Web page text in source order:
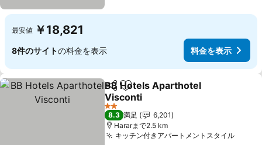
最安値 ￥18,821
8件のサイトの料金を表示 料金を表示
シェアお気に入りに追加
BB Hotels Aparthotel
Visconti
2 ホテルのランク
8.3 満足
6,201
Hararまで2.5 km
キッチン付きアパートメントスタイル